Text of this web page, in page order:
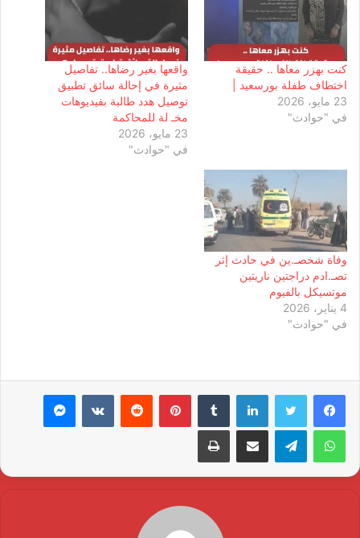
كنت بهزر معاها .. حقيقة
اختطاف طفلة بورسعيد |
23 مايو، 2026
في "حوادث"
واقعها بغير رضاها.. تفاصيل
مثيرة في إحالة سائق تطبيق
توصيل هدد طالبة بفيديوهات
مخـ لة للمحاكمة
23 مايو، 2026
في "حوادث"
وفاة شخصـ.ين في حادث إثر
تصـ.ادم دراجتين ناريتين
موتسيكل بالفيوم
4 يناير، 2026
في "حوادث"
لينكدإن بينتيريست ماسنجر
واتساب تيلقرام مشاركة عبر البريد طباعة